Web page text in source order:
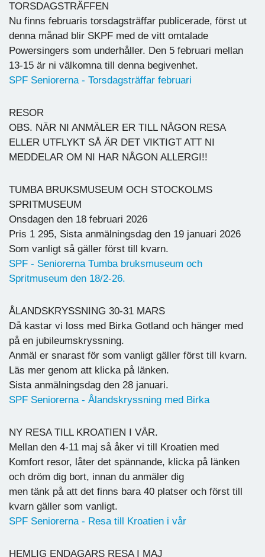
TORSDAGSTRÄFFEN
Nu finns februaris torsdagsträffar publicerade, först ut
denna månad blir SKPF med de vitt omtalade
Powersingers som underhåller. Den 5 februari mellan
13-15 är ni välkomna till denna begivenhet.
SPF Seniorerna - Torsdagsträffar februari
RESOR
OBS. NÄR NI ANMÄLER ER TILL NÅGON RESA
ELLER UTFLYKT SÅ ÄR DET VIKTIGT ATT NI
MEDDELAR OM NI HAR NÅGON ALLERGI!!
TUMBA BRUKSMUSEUM OCH STOCKOLMS
SPRITMUSEUM
Onsdagen den 18 februari 2026
Pris 1 295, Sista anmälningsdag den 19 januari 2026
Som vanligt så gäller först till kvarn.
SPF - Seniorerna Tumba bruksmuseum och
Spritmuseum den 18/2-26.
ÅLANDSKRYSSNING 30-31 MARS
Då kastar vi loss med Birka Gotland och hänger med
på en jubileumskryssning.
Anmäl er snarast för som vanligt gäller först till kvarn.
Läs mer genom att klicka på länken.
Sista anmälningsdag den 28 januari.
SPF Seniorerna - Ålandskryssning med Birka
NY RESA TILL KROATIEN I VÅR.
Mellan den 4-11 maj så åker vi till Kroatien med
Komfort resor, låter det spännande, klicka på länken
och dröm dig bort, innan du anmäler dig
men tänk på att det finns bara 40 platser och först till
kvarn gäller som vanligt.
SPF Seniorerna - Resa till Kroatien i vår
HEMLIG ENDAGARS RESA I MAJ